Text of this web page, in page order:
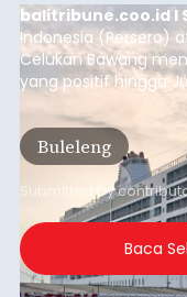
balitribune.coo.id I
Indonesia (Persero)
Celukan Bawang
yang positif hingga
dari arus kapal yang
Tonnage (GT), atau
dibandingkan
yang tercatat
Buleleng
Submitted by
Baca